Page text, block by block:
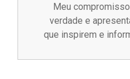
Meu
verdade e
que inspirem e